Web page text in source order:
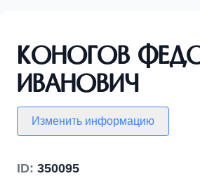
Коногов
Иванович
Изменить информацию
ID: 350095